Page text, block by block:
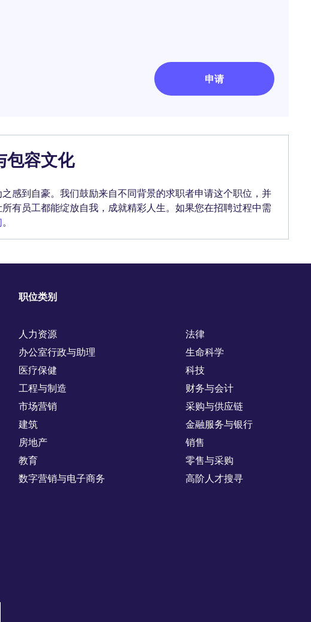
申请
包容文化
感到自豪。我们鼓励来自不同背景的求职者申请这个职位，并
有员工都能绽放自我，成就精彩人生。如果您在招聘过程中需
。
职位类别
人力资源
办公室行政与助理
医疗保健
工程与制造
市场营销
建筑
房地产
教育
数字营销与电子商务
法律
生命科学
科技
财务与会计
采购与供应链
金融服务与银行
销售
零售与采购
高阶人才搜寻